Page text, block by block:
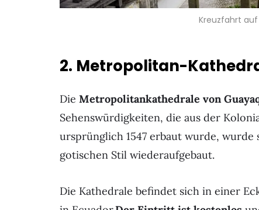
Kreuzfahrt auf
2. Metropolitan-
Die Metropolitankathedrale von
Sehenswürdigkeiten, die aus der
ursprünglich 1547 erbaut wurde,
gotischen Stil wiederaufgebaut.
Die Kathedrale befindet sich in einer